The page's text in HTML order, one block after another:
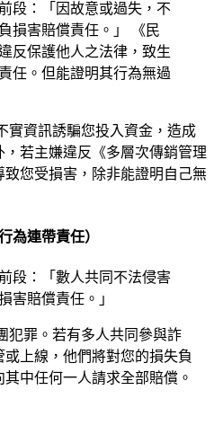
段：「因故意或過失，不
損害賠償責任。」 《民
反保護他人之法律，致生
任。但能證明其行為無過
實資訊誘騙您投入資金，造成
若主嫌違反《多層次傳銷管理
您受損害，除非能證明自己無
為連帶責任）
段：「數人共同不法侵害
害賠償責任。」
犯罪。若有多人共同參與詐
上線，他們將對您的損失負
其中任何一人請求全部賠償。